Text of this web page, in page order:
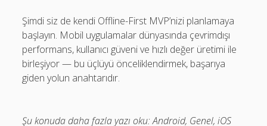
Şimdi siz de kendi Offline-First MVP’nizi planlamaya
başlayın. Mobil uygulamalar dünyasında çevrimdışı
performans, kullanıcı güveni ve hızlı değer üretimi ile
birleşiyor — bu üçlüyü önceliklendirmek, başarıya
giden yolun anahtarıdır.
Şu konuda daha fazla yazı oku: Android, Genel,iOS